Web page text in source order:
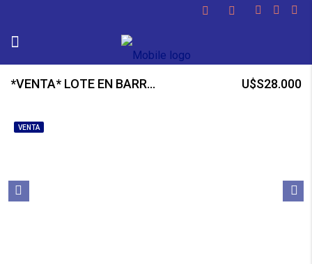
*VENTA* LOTE EN BARRIO SARMIENTO *RETAZADO* U$S28.000
VENTA